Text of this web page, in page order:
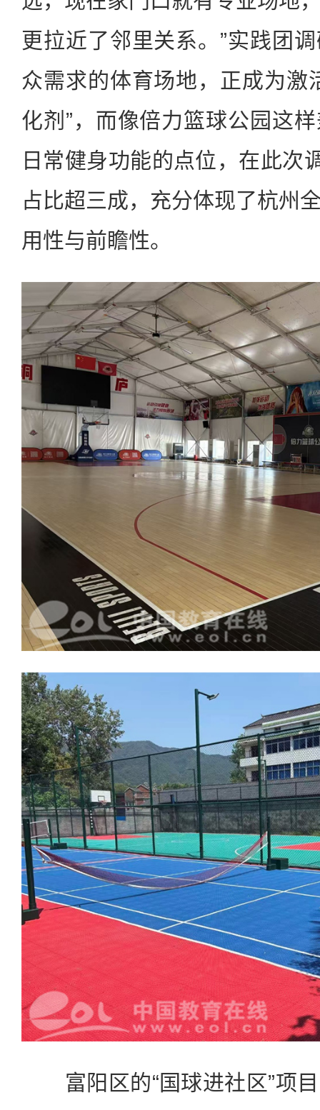
更拉近了邻里关系。”实践团
众需求的体育场地，正成为激
化剂”，而像倍力篮球公园这
日常健身功能的点位，在此次
占比超三成，充分体现了杭州
用性与前瞻性。
富阳区的“国球进社区”项目